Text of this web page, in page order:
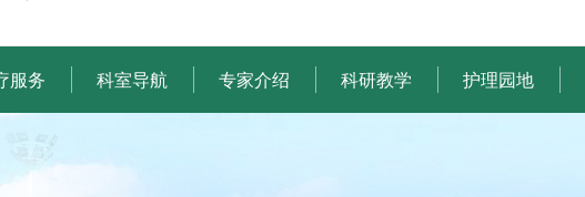
服务 科室导航 专家介绍 科研教学 护理园地